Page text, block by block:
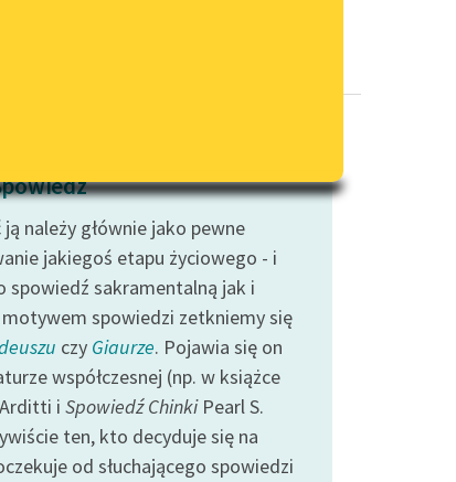
wrażliwych
Deklaracja dostępności
należy głównie jako pewne
jakiegoś etapu życiowego - i
spowiedź sakramentalną jak i
spowiedzi zetkniemy się
czy Giaurze. Pojawia się on
współczesnej (np. w książce
i Spowiedź ChinkiPearl S.
ten, kto decyduje się na
od słuchającego spowiedzi